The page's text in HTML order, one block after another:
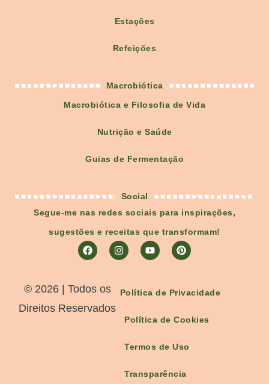
Estações
Refeições
Macrobiótica
Macrobiótica e Filosofia de Vida
Nutrição e Saúde
Guias de Fermentação
Social
Segue-me nas redes sociais para inspirações,
sugestões e receitas que transformam!
©️ 2026 | Todos os
Direitos Reservados
Política de Privacidade
Política de Cookies
Termos de Uso
Transparência